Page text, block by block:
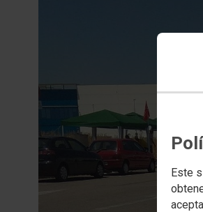
Este